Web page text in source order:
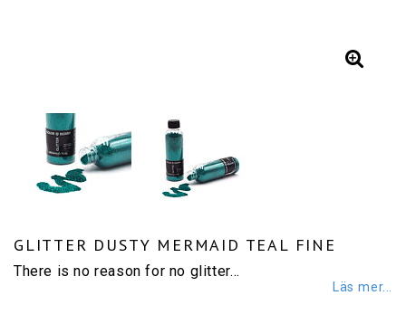
GLITTER DUSTY MERMAID TEAL FINE
There is no reason for no glitter…
Läs mer...